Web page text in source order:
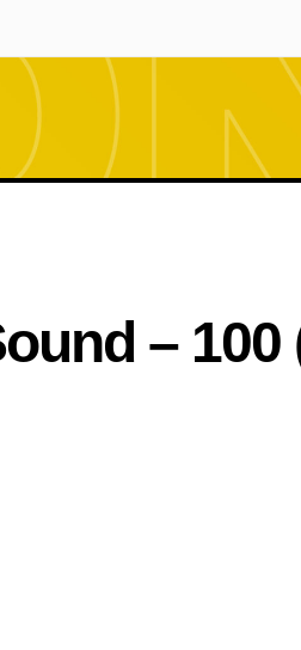
está aquí
– 100